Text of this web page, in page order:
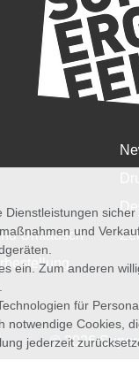
Umtausch
© 2026
und
ein. Zum anderen
für
Cookies,
jederzeit